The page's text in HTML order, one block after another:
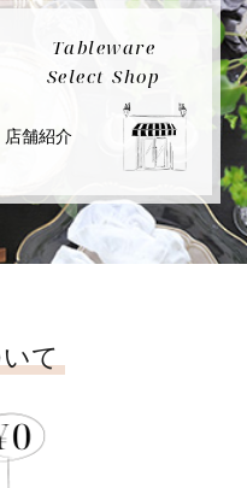
Tableware
Select Shop
店舗紹介
て